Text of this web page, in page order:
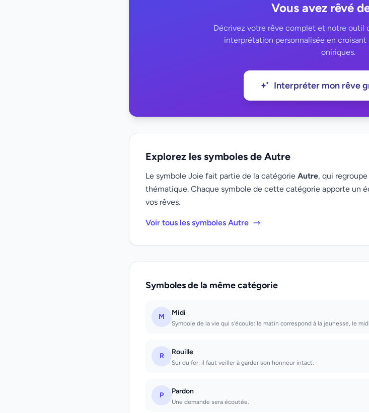
Vous avez rêvé
Décrivez votre rêve complet et notre outil
interprétation personnalisée en
oniriques.
Interpréter mon rêve
Explorez les symboles de Autre
Le symbole Joie fait partie de la catégorie Autre, qui
thématique. Chaque symbole de cette catégorie apporte un
vos rêves.
Voir tous les symboles Autre
Symboles de la même catégorie
M Midi
Symbole de la vie qui s'écoule: le matin correspond à la jeunesse, le
R Rouille
Sur du fer: il faut veiller à garder son honneur intact.
P Pardon
Une demande sera écoutée.